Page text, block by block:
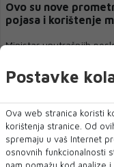
Ovo su nove
pojasa i korištenje
Ministar unutrašnjih
Postavke
Ova web stranica koristi
korištenja stranice. Od
spremaju u vaš Internet
osnovnih funkcionalnosti
nam pomažu kod analize